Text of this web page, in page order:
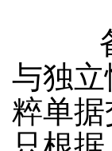
备
与独
粹单